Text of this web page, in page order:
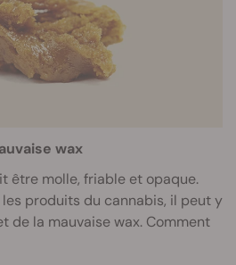
wax
être molle, friable et opaque.
produits du cannabis, il peut y
de la mauvaise wax. Comment